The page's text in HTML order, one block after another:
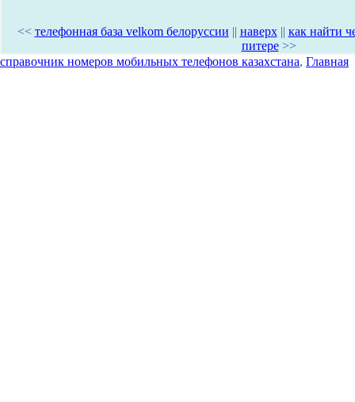
<< телефонная база velkom белоруссии || наверх|| как найти
питере>>
справочник номеров мобильных телефонов казахстана, Главная